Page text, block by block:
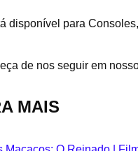
disponível para
de nos seguir em
MAIS